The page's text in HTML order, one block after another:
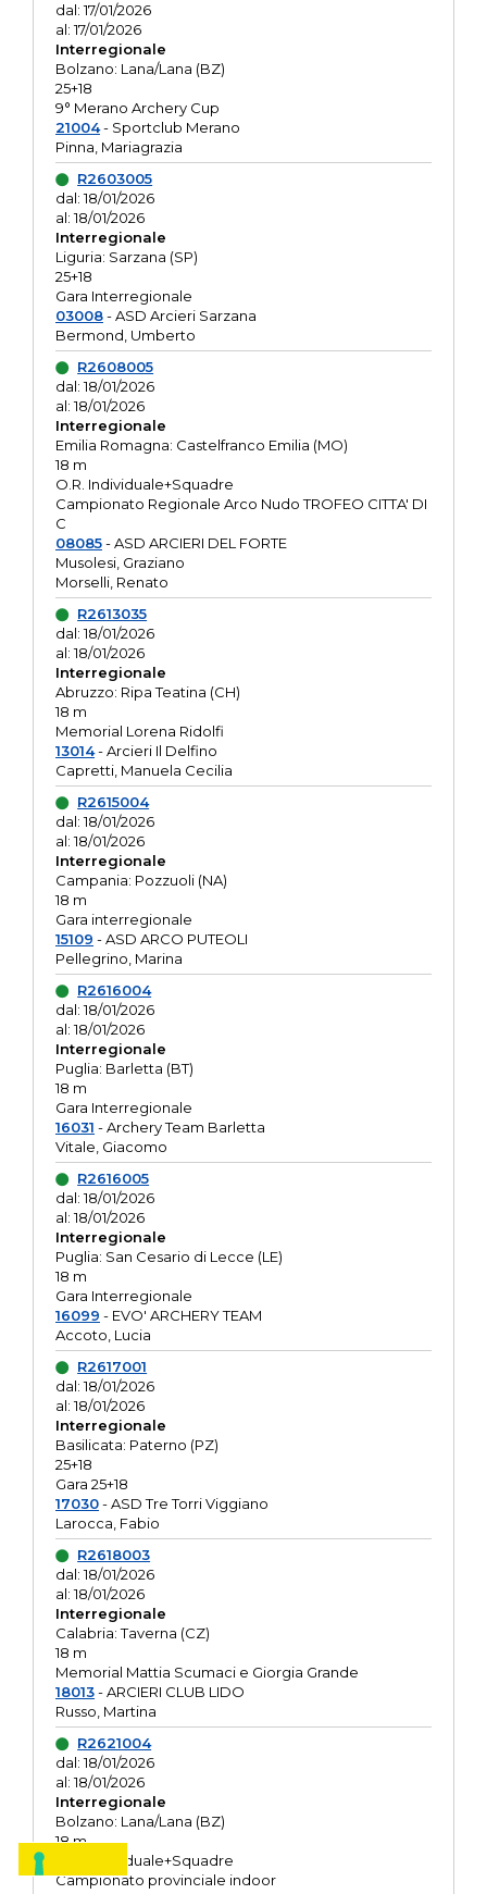
dal: 17/01/2026
al: 17/01/2026
Interregionale
Bolzano: Lana/Lana (BZ)
25+18
9° Merano Archery Cup
21004- Sportclub Merano
Pinna, Mariagrazia
R2603005
dal: 18/01/2026
al: 18/01/2026
Interregionale
Liguria: Sarzana (SP)
25+18
Gara Interregionale
03008- ASD Arcieri Sarzana
Bermond, Umberto
R2608005
dal: 18/01/2026
al: 18/01/2026
Interregionale
Emilia Romagna: Castelfranco Emilia (MO)
18 m
O.R. Individuale+Squadre
Campionato Regionale Arco Nudo TROFEO CITTA' DI
C
08085- ASD ARCIERI DEL FORTE
Musolesi, Graziano
Morselli, Renato
R2613035
dal: 18/01/2026
al: 18/01/2026
Interregionale
Abruzzo: Ripa Teatina (CH)
18 m
Memorial Lorena Ridolfi
13014- Arcieri Il Delfino
Capretti, Manuela Cecilia
R2615004
dal: 18/01/2026
al: 18/01/2026
Interregionale
Campania: Pozzuoli (NA)
18 m
Gara interregionale
15109 - ASD ARCO PUTEOLI
Pellegrino, Marina
R2616004
dal: 18/01/2026
al: 18/01/2026
Interregionale
Puglia: Barletta (BT)
18 m
Gara Interregionale
16031 - Archery Team Barletta
Vitale, Giacomo
R2616005
dal: 18/01/2026
al: 18/01/2026
Interregionale
Puglia: San Cesario di Lecce (LE)
18 m
Gara Interregionale
16099 - EVO' ARCHERY TEAM
Accoto, Lucia
R2617001
dal: 18/01/2026
al: 18/01/2026
Interregionale
Basilicata: Paterno (PZ)
25+18
Gara 25+18
17030- ASD Tre Torri Viggiano
Larocca, Fabio
R2618003
dal: 18/01/2026
al: 18/01/2026
Interregionale
Calabria: Taverna (CZ)
18 m
Memorial Mattia Scumaci e Giorgia Grande
18013- ARCIERI CLUB LIDO
Russo, Martina
R2621004
dal: 18/01/2026
al: 18/01/2026
Interregionale
Bolzano: Lana/Lana (BZ)
18 m
O.R. Individuale+Squadre
Campionato provinciale indoor